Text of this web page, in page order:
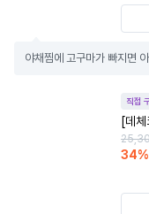
야채찜에 고구마가 빠지면
직접
[데
34%